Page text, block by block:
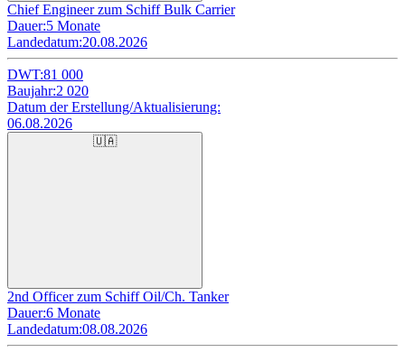
Chief Engineer zum Schiff Bulk Carrier
Dauer:5 Monate
Landedatum:20.08.2026
DWT:81 000
Baujahr:2 020
Datum der Erstellung/Aktualisierung:
06.08.2026
🇺🇦
2nd Officer zum Schiff Oil/Ch. Tanker
Dauer:6 Monate
Landedatum:08.08.2026